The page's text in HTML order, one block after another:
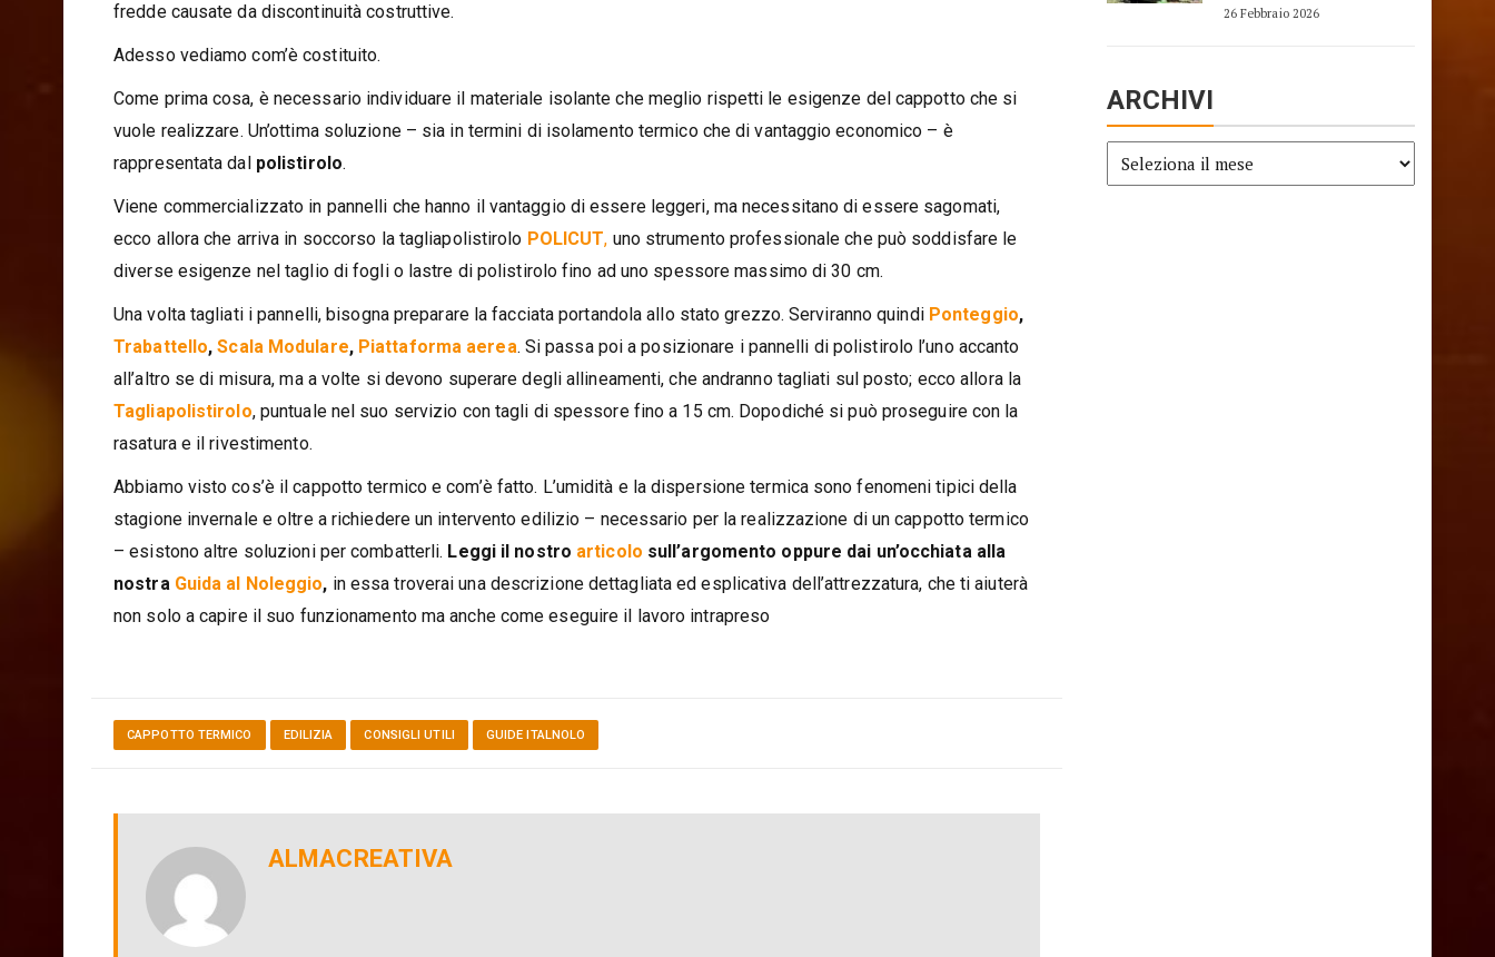
fredde causate da discontinuità costruttive.
Adesso vediamo com’è costituito.
Come prima cosa, è necessario individuare il materiale isolante che meglio rispetti le esigenze del cappotto che si
vuole realizzare. Un’ottima soluzione – sia in termini di isolamento termico che di vantaggio economico – è
rappresentata dal polistirolo.
Viene commercializzato in pannelli che hanno il vantaggio di essere leggeri, ma necessitano di essere sagomati,
ecco allora che arriva in soccorso la tagliapolistirolo POLICUT, uno strumento professionale che può soddisfare le
diverse esigenze nel taglio di fogli o lastre di polistirolo fino ad uno spessore massimo di 30 cm.
Una volta tagliati i pannelli, bisogna preparare la facciata portandola allo stato grezzo. Serviranno quindi Ponteggio,
Trabattello, Scala Modulare, Piattaforma aerea. Si passa poi a posizionare i pannelli di polistirolo l’uno accanto
all’altro se di misura, ma a volte si devono superare degli allineamenti, che andranno tagliati sul posto; ecco allora la
Tagliapolistirolo, puntuale nel suo servizio con tagli di spessore fino a 15 cm. Dopodiché si può proseguire con la
rasatura e il rivestimento.
Abbiamo visto cos’è il cappotto termico e com’è fatto. L’umidità e la dispersione termica sono fenomeni tipici della
stagione invernale e oltre a richiedere un intervento edilizio – necessario per la realizzazione di un cappotto termico
– esistono altre soluzioni per combatterli. Leggi il nostro articolo sull’argomento oppure dai un’occhiata alla
nostra Guida al Noleggio, in essa troverai una descrizione dettagliata ed esplicativa dell’attrezzatura, che ti aiuterà
non solo a capire il suo funzionamento ma anche come eseguire il lavoro intrapreso
CAPPOTTO TERMICO EDILIZIA CONSIGLI UTILI GUIDE ITALNOLO
ALMACREATIVA
26 Febbraio 2026
ARCHIVI